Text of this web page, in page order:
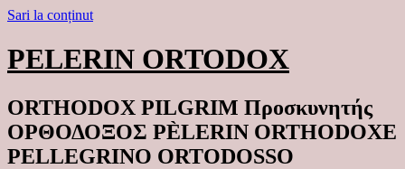
Sari la conținut
PELERIN ORTODOX
ORTHODOX PILGRIM Προσκυνητής
ΟΡΘΟΔΟΞΟΣ PÈLERIN ORTHODOXE
PELLEGRINO ORTODOSSO